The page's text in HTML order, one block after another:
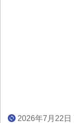
2026年7月22日